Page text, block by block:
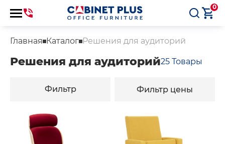
0
Главная Каталог Решения для аудиторий
Решения для аудиторий25 Товары
Фильтр Фильтр цены